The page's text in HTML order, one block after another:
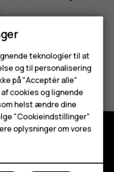
teknologier til at
og til personalisering
på "Acceptér alle"
cookies og lignende
helst ændre dine
"Cookieindstillinger"
oplysninger om vores